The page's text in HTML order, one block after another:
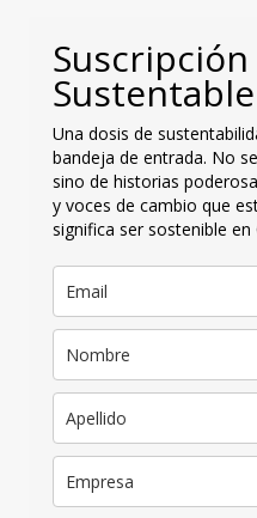
Sustentable
Una dosis de
bandeja de entrada. No
sino de historias
y voces de cambio que
significa ser sostenible en